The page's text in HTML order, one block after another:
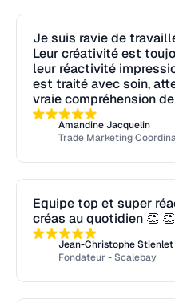
Identité Visuelle
Site Web
Motion Design
Refonte complète de site
Wireframe UX
Templates réseaux
Création de logo
Direction artistique
Conception d'identité
Creative ads
Motion Design
Wireframe UX
Direction artistique
Je suis ravie de
Leur créativité est
leur réactivité
est traité avec soin,
vraie compréhension
Amandine Jacquelin
Trade Marketing
Equipe top et super
créas au quotidien 👏 👏
Jean-Christophe Stienlet
Fondateur - Scalebay